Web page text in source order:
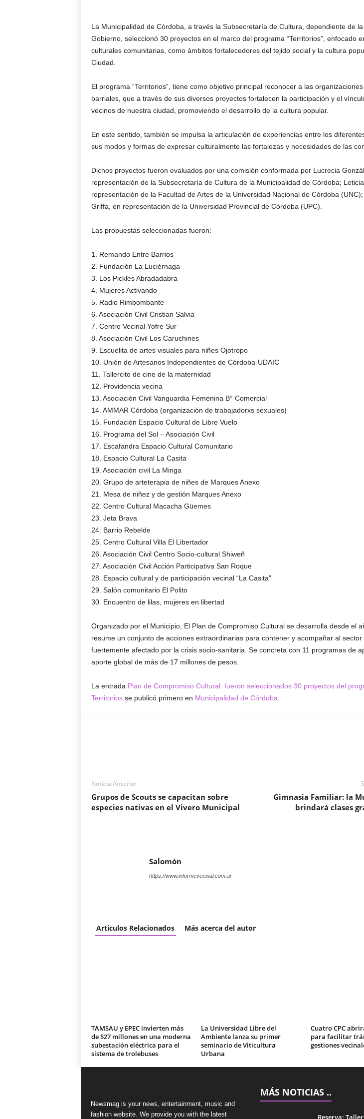
La Municipalidad de Córdoba, a través la Subsecretaría de Cultura, dependiente de
Gobierno, seleccionó 30 proyectos en el marco del programa “Territorios”, enfocado
culturales comunitarias, como ámbitos fortalecedores del tejido social y la cultura
Ciudad.
El programa “Territorios”, tiene como objetivo principal reconocer a las
barriales, que a través de sus diversos proyectos fortalecen la participación y el
vecinos de nuestra ciudad, promoviendo el desarrollo de la cultura popular.
En este sentido, también se impulsa la articulación de experiencias entre los
sus modos y formas de expresar culturalmente las fortalezas y necesidades de las
Dichos proyectos fueron evaluados por una comisión conformada por Lucrecia
representación de la Subsecretaría de Cultura de la Municipalidad de Córdoba;
representación de la Facultad de Artes de la Universidad Nacional de Córdoba
Griffa, en representación de la Universidad Provincial de Córdoba (UPC).
Las propuestas seleccionadas fueron:
1. Remando Entre Barrios
2. Fundación La Luciérnaga
3. Los Pickles Abradadabra
4. Mujeres Activando
5. Radio Rimbombante
6. Asociación Civil Cristian Salvia
7. Centro Vecinal Yofre Sur
8. Asociación Civil Los Caruchines
9. Escuelita de artes visuales para niñes Ojotropo
10. Unión de Artesanos Independientes de Córdoba-UDAIC
11. Tallercito de cine de la maternidad
12. Providencia vecina
13. Asociación Civil Vanguardia Femenina B° Comercial
14. AMMAR Córdoba (organización de trabajadorxs sexuales)
15. Fundación Espacio Cultural de Libre Vuelo
16. Programa del Sol – Asociación Civil
17. Escafandra Espacio Cultural Comunitario
18. Espacio Cultural La Casita
19. Asociación civil La Minga
20. Grupo de arteterapia de niñes de Marques Anexo
21. Mesa de niñez y de gestión Marques Anexo
22. Centro Cultural Macacha Güemes
23. Jeta Brava
24. Barrio Rebelde
25. Centro Cultural Villa El Libertador
26. Asociación Civil Centro Socio-cultural Shiweñ
27. Asociación Civil Acción Participativa San Roque
28. Espacio cultural y de participación vecinal “La Casita”
29. Salón comunitario El Polito
30. Encuentro de lilas, mujeres en libertad
Organizado por el Municipio, El Plan de Compromiso Cultural se desarrolla desde el
resume un conjunto de acciones extraordinarias para contener y acompañar al sector
fuertemente afectado por la crisis socio-sanitaria. Se concreta con 11 programas de
aporte global de más de 17 millones de pesos.
La entrada Plan de Compromiso Cultural: fueron seleccionados 30 proyectos del
Territoriosse publicó primero en Municipalidad de Córdoba
Noticia Anterior
Grupos de Scouts se capacitan sobre
especies nativas en el Vivero Municipal
Gimnasia Familiar: la
brindará clases
Salomón
https://www.informevecinal.com.ar
Articulos Relacionados Más acerca del autor
TAMSAU y EPEC invierten más
de $27 millones en una moderna
subestación eléctrica para el
sistema de trolebuses
La Universidad Libre del
Ambiente lanza su primer
seminario de Viticultura
Urbana
Cuatro CPC
para facilitar
gestiones
Newsmag is your news, entertainment, music and
fashion website. We provide you with the latest
MÁS NOTICIAS ..
Reserva: